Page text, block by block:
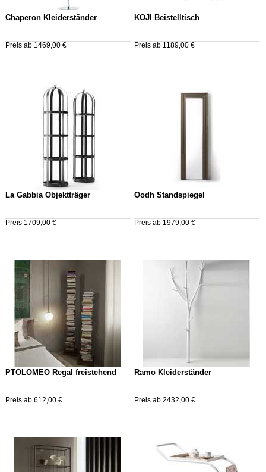
Chaperon Kleiderständer
Preis ab 1469,00 €
KOJI Beistelltisch
Preis ab 1189,00 €
La Gabbia Objektträger
Preis 1709,00 €
Oodh Standspiegel
Preis ab 1979,00 €
PTOLOMEO Regal freistehend
Preis ab 612,00 €
Ramo Kleiderständer
Preis ab 2432,00 €